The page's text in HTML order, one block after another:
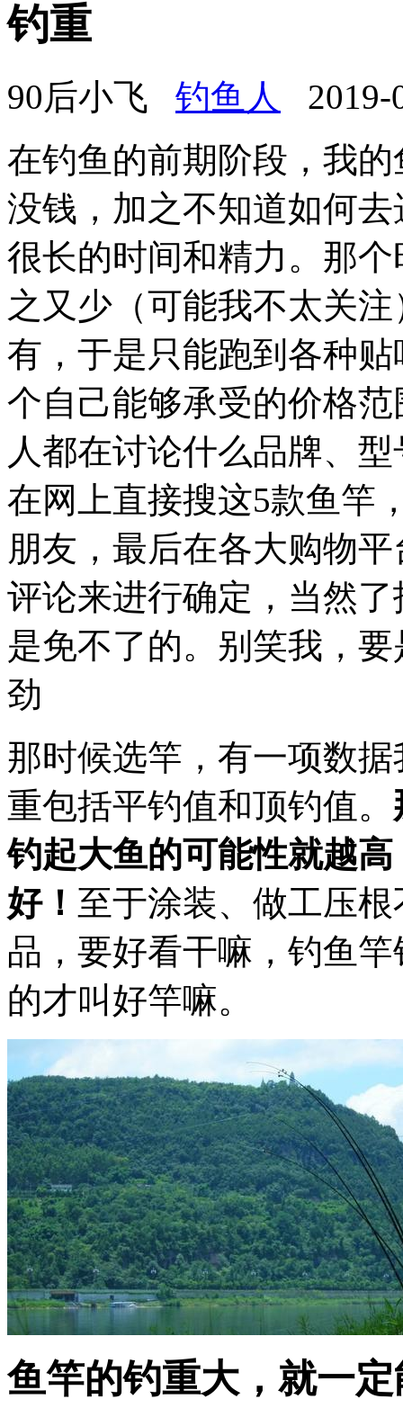
钓重
90后小飞 钓鱼人
2019-
在钓鱼的前期阶段，我
没钱，加之不知道如何
很长的时间和精力。那
之又少（可能我不太关
有，于是只能跑到各种
个自己能够承受的价格
人都在讨论什么品牌、
在网上直接搜这5款鱼竿
朋友，最后在各大购物
评论来进行确定，当然
是免不了的。别笑我，
劲
那时候选竿，有一项数
重包括平钓值和顶钓值。
钓起大鱼的可能性就越
好！ 至于涂装、做工压
品，要好看干嘛，钓鱼
的才叫好竿嘛。
鱼竿的钓重大，就一